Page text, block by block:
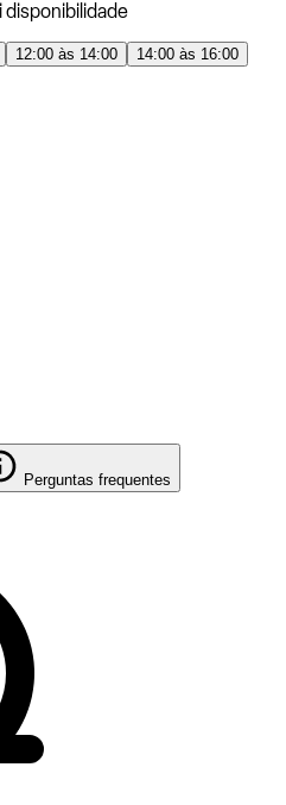
disponibilidade
12:00 às 14:00
14:00 às 16:00
Perguntas frequentes